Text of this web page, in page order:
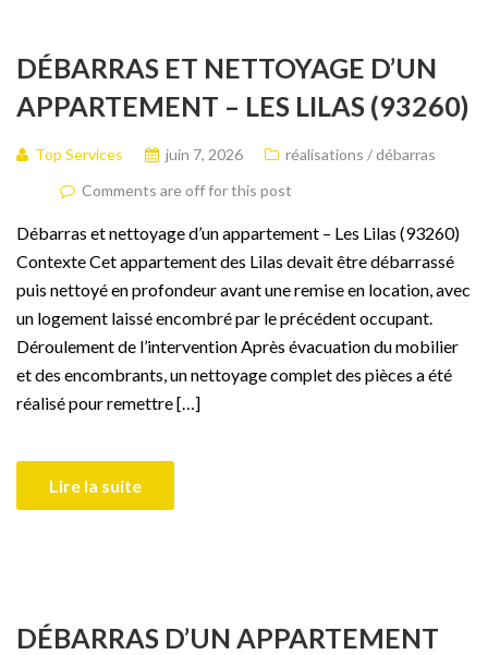
DÉBARRAS ET NETTOYAGE D’UN
APPARTEMENT – LES LILAS (93260)
Top Services juin 7, 2026
réalisations / débarras
Comments are off for this post
Débarras et nettoyage d’un appartement – Les Lilas (93260)
Contexte Cet appartement des Lilas devait être débarrassé
puis nettoyé en profondeur avant une remise en location, avec
un logement laissé encombré par le précédent occupant.
Déroulement de l’intervention Après évacuation du mobilier
et des encombrants, un nettoyage complet des pièces a été
réalisé pour remettre […]
Lire la suite
DÉBARRAS D’UN APPARTEMENT